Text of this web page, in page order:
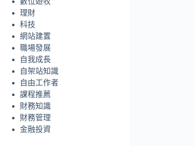
理財
科技
網站建置
職場發展
自我成長
自架站知識
自由工作者
課程推薦
財務知識
財務管理
金融投資